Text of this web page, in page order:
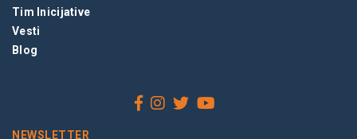
Tim Inicijative
Vesti
Blog
NEWSLETTER